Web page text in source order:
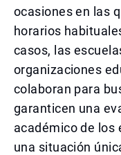
ocasiones en las
horarios
casos, las
organizaciones
colaboran para
garanticen una
académico de los
una situación